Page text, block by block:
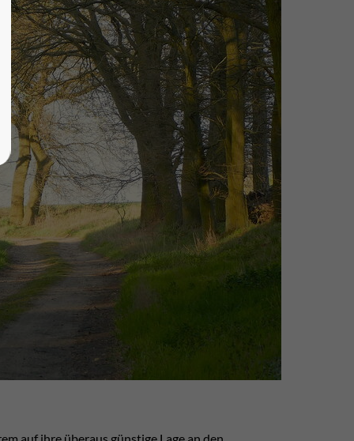
auf ihre überaus günstige Lage an den